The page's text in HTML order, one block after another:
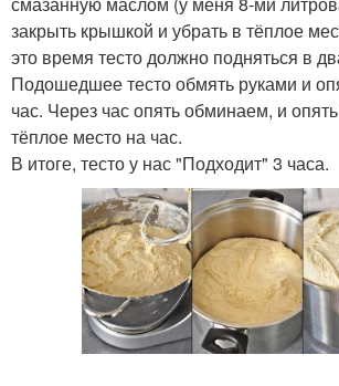
закрыть крышкой и убрать в тёплое
это время тесто должно подняться в
Подошедшее тесто обмять руками и
час. Через час опять обминаем, и
тёплое место на час.
В итоге, тесто у нас "Подходит" 3 часа.